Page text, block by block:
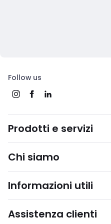
Follow us
Prodotti e servizi
Chi siamo
Informazioni utili
Assistenza clienti